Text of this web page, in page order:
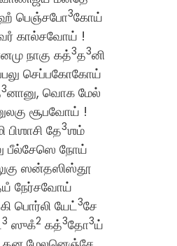
பெஞ்சபோ3கோய்
கால்சவோய் !
நாகு கத்3த3னி
செப்பகோகோய்
3னானு, வொக மேல்
சூபவோய் !
பிஶாசி தே3ஶம்
பீல்சேஸெ நோய்
ஸன்தஸிஸ்தூ
நேர்சவோய்
பொர்லி யேட்3சே
3 ஸுகஂ2 கத்3தோ3ய்